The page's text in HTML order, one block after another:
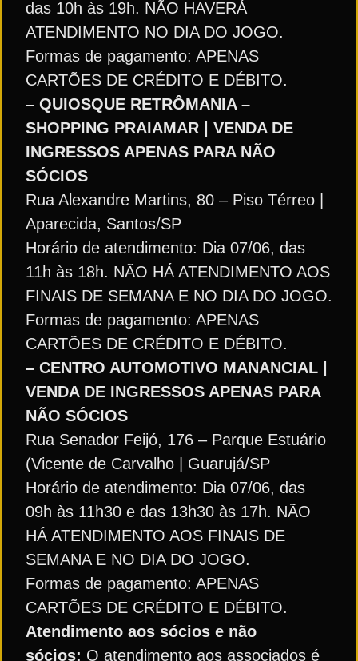
das 10h às 19h. NÃO HAVERÁ
ATENDIMENTO NO DIA DO JOGO.
Formas de pagamento: APENAS
CARTÕES DE CRÉDITO E DÉBITO.
– QUIOSQUE RETRÔMANIA –
SHOPPING PRAIAMAR | VENDA DE
INGRESSOS APENAS PARA NÃO
SÓCIOS
Rua Alexandre Martins, 80 – Piso Térreo |
Aparecida, Santos/SP
Horário de atendimento: Dia 07/06, das
11h às 18h. NÃO HÁ ATENDIMENTO AOS
FINAIS DE SEMANA E NO DIA DO JOGO.
Formas de pagamento: APENAS
CARTÕES DE CRÉDITO E DÉBITO.
– CENTRO AUTOMOTIVO MANANCIAL |
VENDA DE INGRESSOS APENAS PARA
NÃO SÓCIOS
Rua Senador Feijó, 176 – Parque Estuário
(Vicente de Carvalho | Guarujá/SP
Horário de atendimento: Dia 07/06, das
09h às 11h30 e das 13h30 às 17h. NÃO
HÁ ATENDIMENTO AOS FINAIS DE
SEMANA E NO DIA DO JOGO.
Formas de pagamento: APENAS
CARTÕES DE CRÉDITO E DÉBITO.
Atendimento aos sócios e não
sócios: O atendimento aos associados é